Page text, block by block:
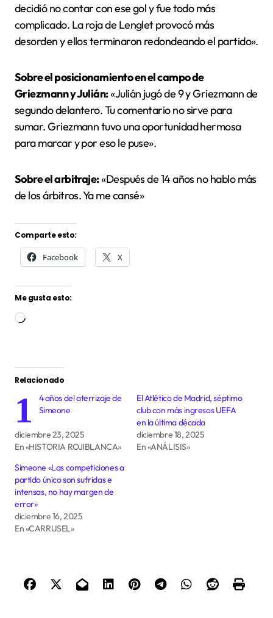
decidió no contar con ese gol y fue todo más
complicado. La roja de Lenglet provocó más
desorden y ellos terminaron redondeando el partido».
Sobre el posicionamiento en el campo de
Griezmann y Julián:«Julián jugó de 9 y Griezmann de
segundo delantero. Tu comentario no sirve para
sumar. Griezmann tuvo una oportunidad hermosa
para marcar y por eso le puse».
Sobre el arbitraje:«Después de 14 años no hablo más
de los árbitros. Ya me cansé»
Comparte esto:
Facebook X
Me gusta esto:
Cargando...
Relacionado
1
4 años del aterrizaje de
Simeone
diciembre 23, 2025
En «HISTORIA ROJIBLANCA»
El Atlético de Madrid, séptimo
club con más ingresos UEFA
en la última década
diciembre 18, 2025
En «ANÁLISIS»
Simeone «Las competiciones a
partido único son sufridas e
intensas, no hay margen de
error»
diciembre 16, 2025
En «CARRUSEL»